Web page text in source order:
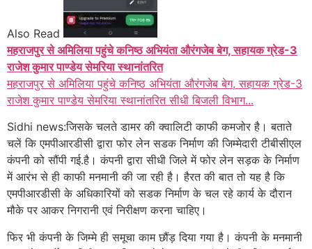
Also Read
महराजपुर से अमिलिया पहुंचे कनिष्ठ अभियंता औरंगजेब बेग, सहायक ग्रेड-3
राजेश कुमार पाण्डेय सेमरिया स्थानांतरित
महराजपुर से अमिलिया पहुंचे कनिष्ठ अभियंता औरंगजेब बेग, सहायक ग्रेड-3
राजेश कुमार पाण्डेय सेमरिया स्थानांतरित सीधी बिजली विभाग...
Sidhi news:जिसके चलते डामर की क्वालिटी काफी कमजोर है। बताते
चलें कि एमपीआरडीसी द्वारा फोर लेन सडक निर्माण की जिम्मेदारी टीबीसीएल
कंपनी को सौंपी गई.है। कंपनी द्वारा सीधी जिले में फोर लेन सड़क के निर्माण
में आरंभ से ही काफी मनमानी की जा रही है। हैरत की बात तो यह है कि
एमपीआरडीसी के अधिकारियों को सडक निर्माण के चल रहे कार्य के दौरान
मौके पर आकर निगरानी एवं निरीक्षण करना चाहिए।
फिर भी कंपनी के जिम्मे ही समूचा काम छौंड़ दिया गया है। कंपनी के मनमानी